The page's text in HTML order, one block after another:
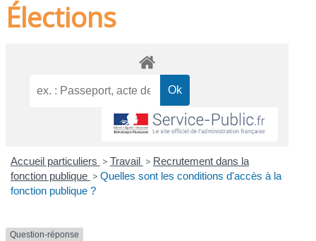
Élections
Accueil particuliers > Travail > Recrutement dans la
fonction publique > Quelles sont les conditions d'accès à la
fonction publique ?
Question-réponse